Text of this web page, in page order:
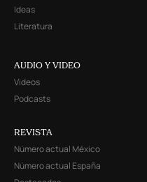
Ideas
Literatura
AUDIO Y VIDEO
Videos
Podcasts
REVISTA
Número actual México
Número actual España